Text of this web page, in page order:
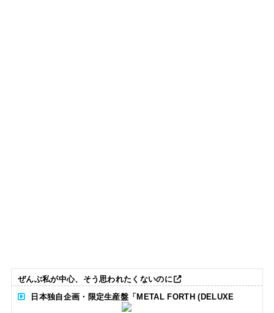
ぜんぶ私が中心、そう思われたくないのに
日本独自企画・限定生産盤「METAL FORTH (DELUXE